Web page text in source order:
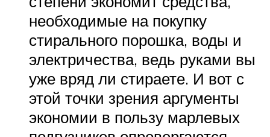
необходимые на покупку
стирального порошка, воды и
электричества, ведь руками вы
уже вряд ли стираете. И вот с
этой точки зрения аргументы
экономии в пользу марлевых